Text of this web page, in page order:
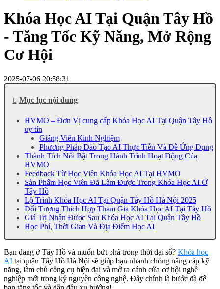
Khóa Học AI Tại Quận Tây Hồ
- Tăng Tốc Kỹ Năng, Mở Rộng
Cơ Hội
2025-07-06 20:58:31
Mục lục nội dung
HVMO – Đơn Vị cung cấp Khóa Học AI Tại Quận Tây Hồ
uy tín
Giảng Viên Kinh Nghiệm
Phương Pháp Đào Tạo AI Thực Tiễn Và Dễ Ứng Dụng
Thành Tích Nổi Bật Trong Hành Trình Hoạt Động Của
HVMO
Feedback Từ Học Viên Khóa Học AI Tại HVMO
Sản Phẩm Học Viên Đã Làm Được Trong Khóa Học AI Ở
Tây Hồ
Lộ Trình Khóa Học AI Tại Quận Tây Hồ Hà Nội 2025
Đối Tượng Thích Hợp Tham Gia Khóa Học AI Tại Tây Hồ
Giá Trị Nhận Được Sau Khóa Học AI Tại Quận Tây Hồ
Học Phí, Thời Gian Và Địa Điểm Học AI
Bạn đang ở Tây Hồ và muốn bứt phá trong thời đại số? Khóa học
AI tại quận Tây Hồ Hà Nội sẽ giúp bạn nhanh chóng nâng cấp kỹ
năng, làm chủ công cụ hiện đại và mở ra cánh cửa cơ hội nghề
nghiệp mới trong kỷ nguyên công nghệ. Đây chính là bước đà để
bạn tăng tốc và dẫn đầu xu hướng!